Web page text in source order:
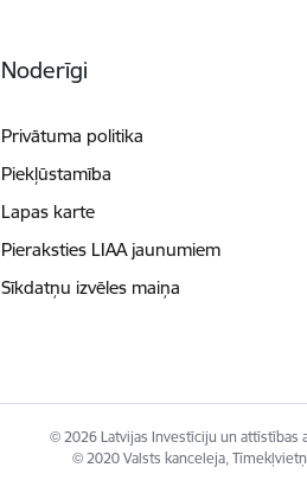
Noderīgi
Privātuma politika
Piekļūstamība
Lapas karte
Pieraksties LIAA jaunumiem
Sīkdatņu izvēles maiņa
© 2026 Latvijas Investīciju un attīstības
© 2020 Valsts kanceleja,